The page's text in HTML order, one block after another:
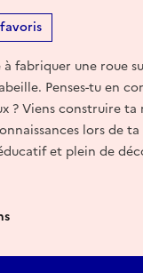
fabriquer une roue
Penses-tu en
? Viens construire ta
lors de
et plein de